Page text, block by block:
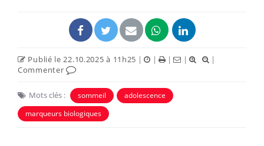
Publié le 22.10.2025 à 11h25 | | | |
|
Commenter
Mots clés : sommeil
adolescence
marqueurs biologiques